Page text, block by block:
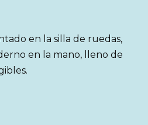
en la silla de ruedas,
en la mano, lleno de